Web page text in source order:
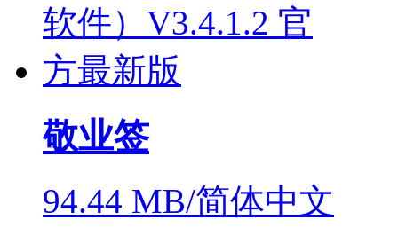
敬业签
94.44 MB/简体中文